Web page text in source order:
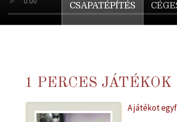
CSAPATÉPÍTÉS
1 PERCES JÁTÉKOK
A játékot